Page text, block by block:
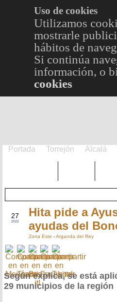
Uso de cookies
Utilizamos
mostrarle
hábitos de
Si continúa
información, o
cookies
Portada Torrejón Alcalá
27
2022
Hita pide a
ayudas del
Zona Este -Arganda del Rey
Según explica, se está
29 municipios de la región